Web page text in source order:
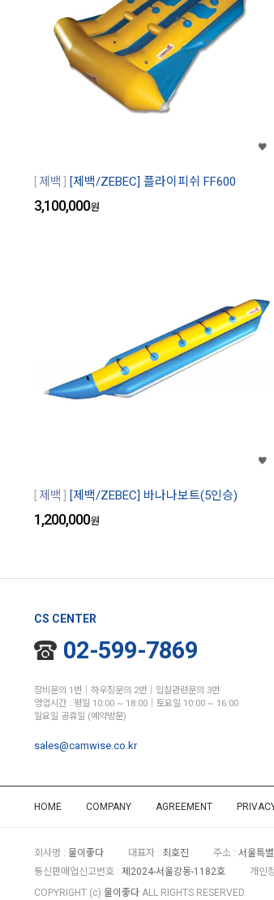
제백 [제백/ZEBEC] 플라이피쉬 FF600
3,100,000원
제백 [제백/ZEBEC] 바나나보트(5인승)
1,200,000원
CS CENTER
02-599-7869
장비문의 1번│하우징문의 2번│입찰관련문의 3번
영업시간 : 평일 10:00 ~ 18:00│토요일 10:00 ~ 16:00
일요일 공휴일 (예약방문)
sales@camwise.co.kr
HOME COMPANY AGREEMENT
회사명 : 물이좋다 대표자 : 최호진 주소 : 서울특
통신판매업신고번호 : 제2024-서울강동-1182호 개인
COPYRIGHT (c) 물이좋다 ALL RIGHTS RESERVED.